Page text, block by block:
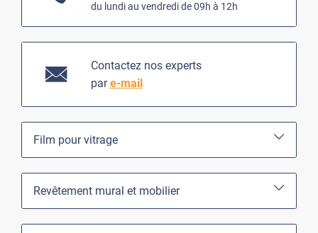
du lundi au vendredi de 09h à 12h
Contactez nos experts
pare-mail
Film pour vitrage
Revêtement mural et mobilier